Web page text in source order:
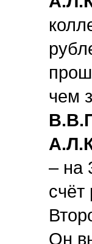
чем
– на
счёт
Он